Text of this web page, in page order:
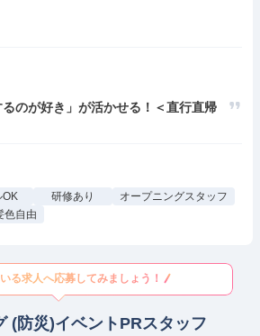
るのが好き」が活かせる！＜直行直帰
OK 研修あり
オープニングスタッフ
色自由
る求人へ応募してみましょう！
(防災)イベントPRスタッフ